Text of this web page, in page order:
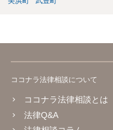
ココナラ法律相談について
ココナラ法律相談とは
法律Q&A